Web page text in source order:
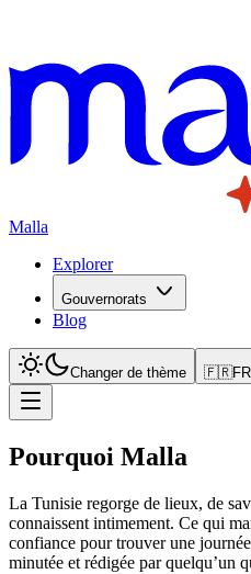
Malla
Explorer
Gouvernorats
Blog
Changer de thème 🇫🇷FR
Pourquoi Malla
La Tunisie regorge de lieux, de
connaissent intimement. Ce qui
confiance pour trouver une
minutée et rédigée par quelqu’un